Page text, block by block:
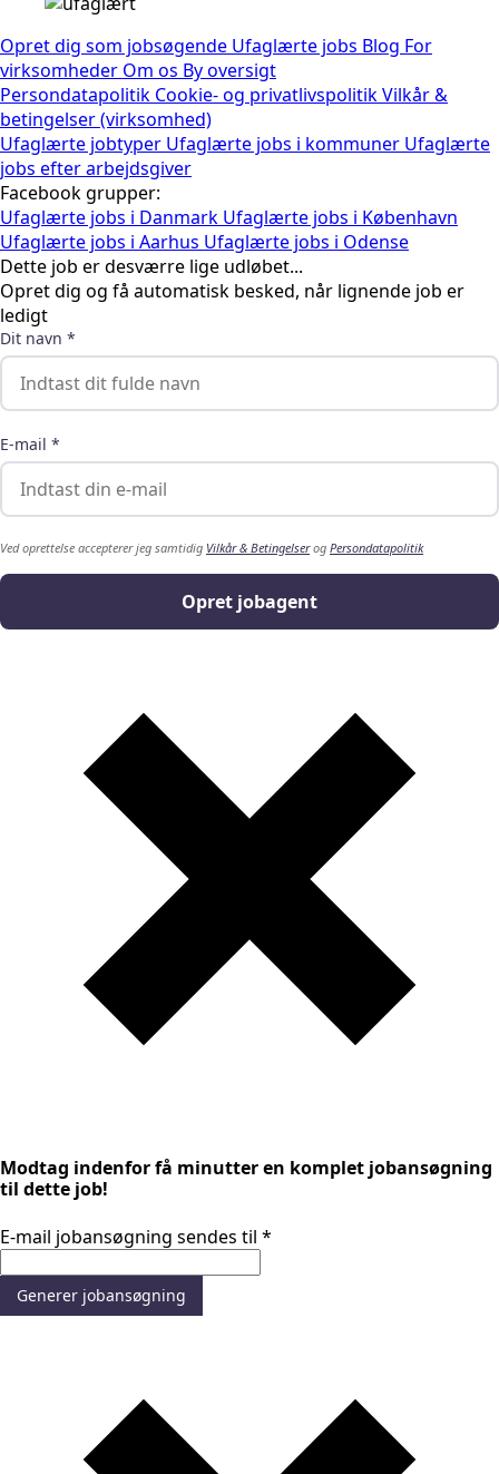
Opret dig som jobsøgende Ufaglærte jobs Blog For
virksomheder Om os By oversigt
Persondatapolitik Cookie- og privatlivspolitikVilkår &
betingelser (virksomhed)
Ufaglærte jobtyper Ufaglærte jobs i kommuner Ufaglærte
jobs efter arbejdsgiver
Facebook grupper:
Ufaglærte jobs i Danmark Ufaglærte jobs i København
Ufaglærte jobs i Aarhus Ufaglærte jobs i Odense
Dette job er desværre lige udløbet...
Opret dig og få automatisk besked, når lignende job er
ledigt
Dit navn *
E-mail *
Ved oprettelse accepterer jeg samtidig Vilkår & Betingelserog Persondatapolitik
Opret jobagent
Modtag indenfor få minutter en komplet jobansøgning
til dette job!
E-mail jobansøgning sendes til *
Generer jobansøgning